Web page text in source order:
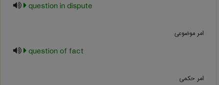
question in dispute
امر موضوعی
question of fact
امر حکمی